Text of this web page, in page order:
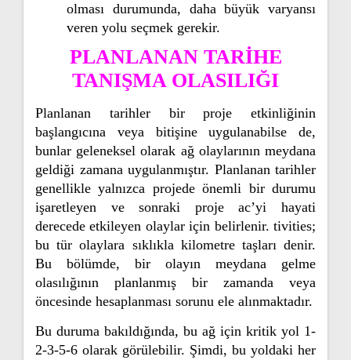
olması durumunda, daha büyük varyansı
veren yolu seçmek gerekir.
PLANLANAN TARİHE
TANIŞMA OLASILIĞI
Planlanan tarihler bir proje etkinliğinin
başlangıcına veya bitişine uygulanabilse de,
bunlar geleneksel olarak ağ olaylarının meydana
geldiği zamana uygulanmıştır. Planlanan tarihler
genellikle yalnızca projede önemli bir durumu
işaretleyen ve sonraki proje ac’yi hayati
derecede etkileyen olaylar için belirlenir. tivities;
bu tür olaylara sıklıkla kilometre taşları denir.
Bu bölümde, bir olayın meydana gelme
olasılığının planlanmış bir zamanda veya
öncesinde hesaplanması sorunu ele alınmaktadır.
Bu duruma bakıldığında, bu ağ için kritik yol 1-
2-3-5-6 olarak görülebilir. Şimdi, bu yoldaki her